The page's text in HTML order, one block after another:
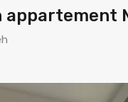
appartement